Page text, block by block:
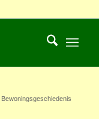
Bewoningsgeschiedenis